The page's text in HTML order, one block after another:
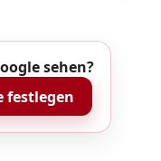
sehen?
festlegen